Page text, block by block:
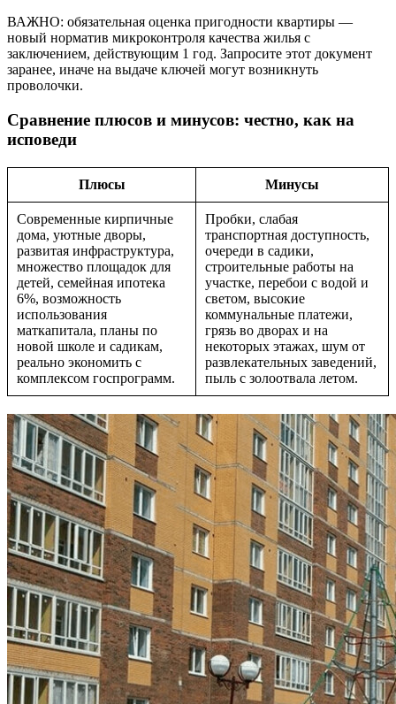
ВАЖНО: обязательная оценка пригодности квартиры —
новый норматив микроконтроля качества жилья с
заключением, действующим 1 год. Запросите этот документ
заранее, иначе на выдаче ключей могут возникнуть
проволочки.
Сравнение плюсов и минусов: честно, как на
исповеди
Плюсы Минусы
Современные кирпичные
дома, уютные дворы,
развитая инфраструктура,
множество площадок для
детей, семейная ипотека
6%, возможность
использования
маткапитала, планы по
новой школе и садикам,
реально экономить с
комплексом госпрограмм.
Пробки, слабая
транспортная доступность,
очереди в садики,
строительные работы на
участке, перебои с водой и
светом, высокие
коммунальные платежи,
грязь во дворах и на
некоторых этажах, шум от
развлекательных заведений,
пыль с золоотвала летом.